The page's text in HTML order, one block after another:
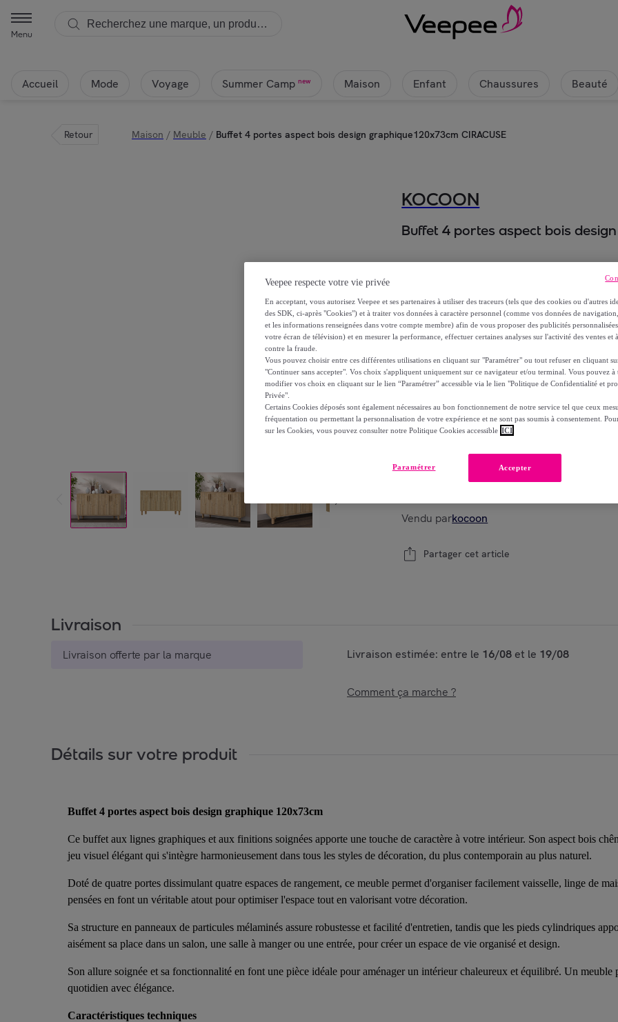
Menu
Accueil Mode Voyage Summer Camp new Maison Enfant Chaussures Beauté
Retour Maison / Meuble / Buffet 4 portes aspect bois design graphique120x73cm CIRACUSE
KOCOON
Buffet 4 portes aspect bois
269,90 €
499,90 €
-46%
dont
éco-part. : 2,62 €
Reprise possible de votre ancien produit,
Bientôt épuisé
Buffet 4 portes aspect bois design
Ajouter au panier
Vendu parkocoon
Partager cet article
Livraison
Livraison offerte par la marque Livraison estimée: entre le 16/08 et le 19/08
Comment ça marche ?
Détails sur votre produit
Buffet 4 portes aspect bois design graphique 120x73cm
Ce buffet aux lignes graphiques et aux finitions soignées apporte une touche de caractère à votre intérieur. Son aspect bois
jeu visuel élégant qui s'intègre harmonieusement dans tous les styles de décoration, du plus contemporain au plus naturel.
Doté de quatre portes dissimulant quatre espaces de rangement, ce meuble permet d'organiser facilement vaisselle, linge de
pensées en font un véritable atout pour optimiser l'espace tout en valorisant votre décoration.
Sa structure en panneaux de particules mélaminés assure robustesse et facilité d'entretien, tandis que les pieds cylindriques
aisément sa place dans un salon, une salle à manger ou une entrée, pour créer un espace de vie organisé et design.
Son allure soignée et sa fonctionnalité en font une pièce idéale pour aménager un intérieur chaleureux et équilibré. Un
quotidien avec élégance.
Caractéristiques techniques
Veepee respecte votre vie privée
En acceptant, vous autorisez Veepee et ses partenaires à utiliser des traceurs (tels que des cookies ou d'autres
des SDK, ci-après "Cookies") et à traiter vos données à caractère personnel (comme vos données de
et les informations renseignées dans votre compte membre) afin de vous proposer des publicités
votre écran de télévision) et en mesurer la performance, effectuer certaines analyses sur l'activité des ventes et
contre la fraude.
Vous pouvez choisir entre ces différentes utilisations en cliquant sur "Paramétrer" ou tout refuser en cliquant
"Continuer sans accepter". Vos choix s'appliquent uniquement sur ce navigateur et/ou terminal. Vous pouvez
modifier vos choix en cliquant sur le lien “Paramétrer” accessible via le lien "Politique de Confidentialité et
Privée".
Certains Cookies déposés sont également nécessaires au bon fonctionnement de notre service tel que ceux
fréquentation ou permettant la personnalisation de votre expérience et ne sont pas soumis à consentement.
sur les Cookies, vous pouvez consulter notre Politique Cookies accessible ICI
Accepter
Paramétrer